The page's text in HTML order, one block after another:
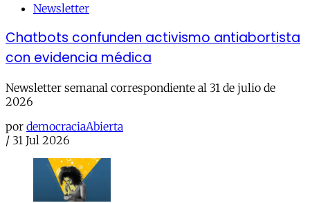
Newsletter
Chatbots confunden activismo antiabortista
con evidencia médica
Newsletter semanal correspondiente al 31 de julio de
2026
por democraciaAbierta
/ 31 Jul 2026